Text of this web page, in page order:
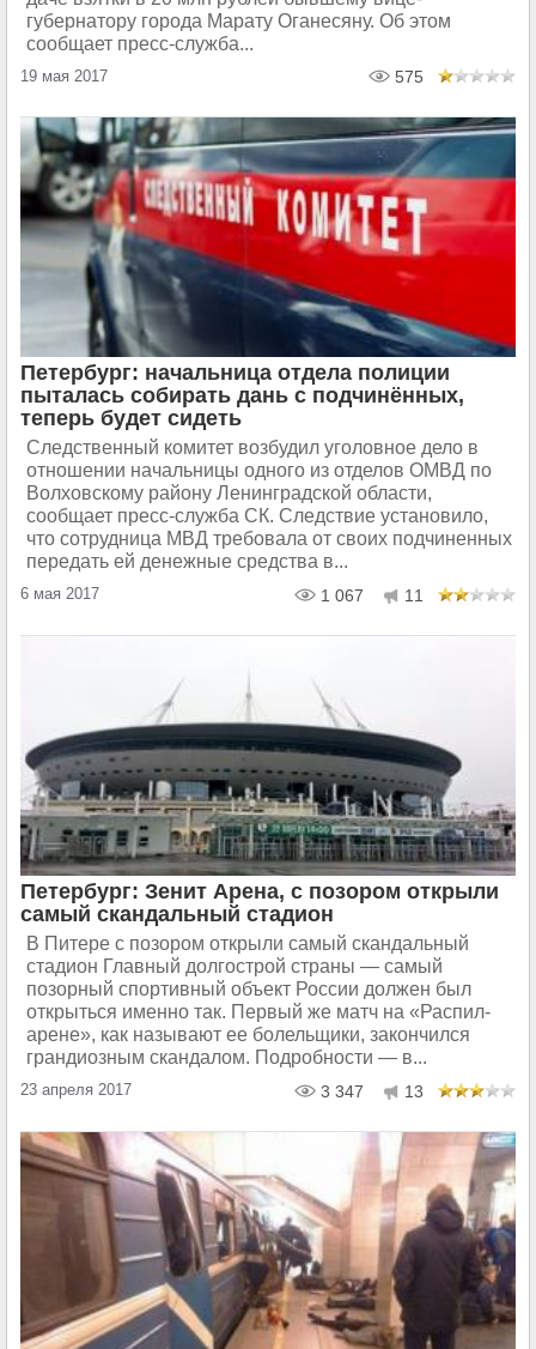
губернатору города Марату Оганесяну. Об этом
сообщает пресс-служба...
19 мая 2017 575
Петербург: начальница отдела полиции
пыталась собирать дань с подчинённых,
теперь будет сидеть
Следственный комитет возбудил уголовное дело в
отношении начальницы одного из отделов ОМВД по
Волховскому району Ленинградской области,
сообщает пресс-служба СК. Следствие установило,
что сотрудница МВД требовала от своих подчиненных
передать ей денежные средства в...
6 мая 2017 1 067 11
Петербург: Зенит Арена, с позором открыли
самый скандальный стадион
В Питере с позором открыли самый скандальный
стадион Главный долгострой страны — самый
позорный спортивный объект России должен был
открыться именно так. Первый же матч на «Распил-
арене», как называют ее болельщики, закончился
грандиозным скандалом. Подробности — в...
23 апреля 2017 3 347 13